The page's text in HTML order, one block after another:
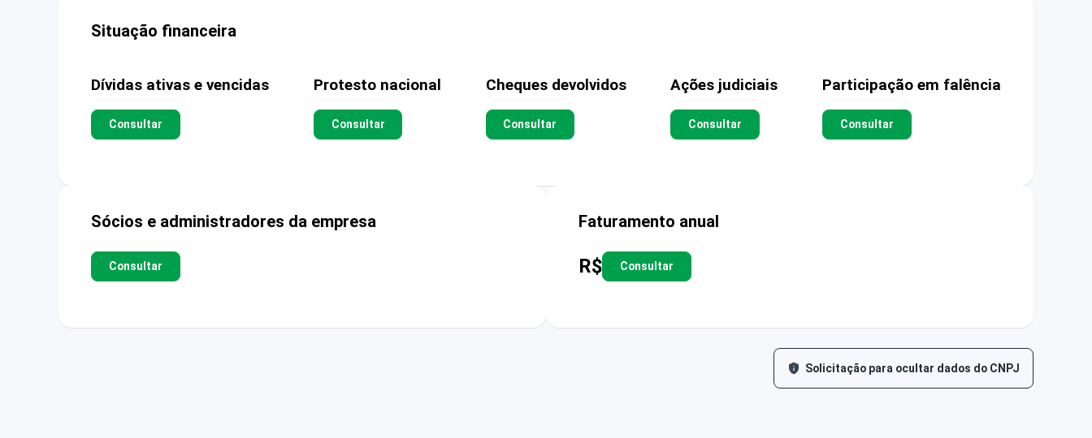
Situação financeira
Dívidas ativas e vencidas
Consultar
Protesto nacional
Consultar
Cheques devolvidos
Consultar
Ações judiciais
Consultar
Participação em falência
Consultar
Sócios e administradores da empresa
Consultar
Faturamento anual
R$ Consultar
Solicitação para ocultar dados do CNPJ